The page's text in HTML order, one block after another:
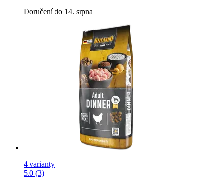
Doručení do 14. srpna
4 varianty
5.0 (3)